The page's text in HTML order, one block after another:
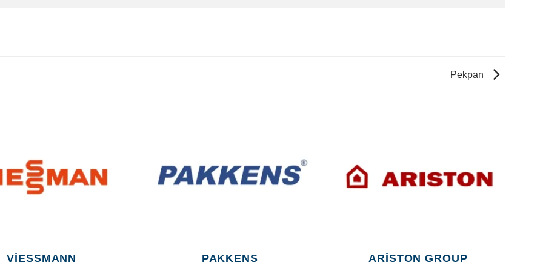
Pekpan
VIESSMANN PAKKENS ARISTON GROUP